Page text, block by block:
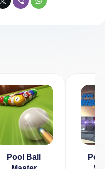
Pool Ball